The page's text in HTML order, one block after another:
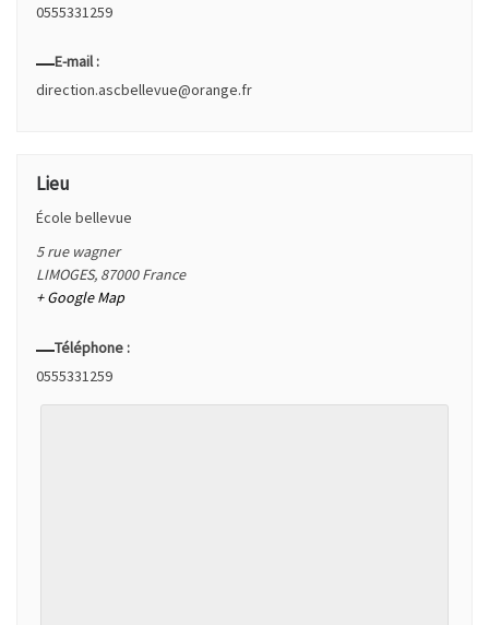
0555331259
E-mail :
direction.ascbellevue@orange.fr
Lieu
École bellevue
5 rue wagner
LIMOGES, 87000 France
+ Google Map
Téléphone :
0555331259